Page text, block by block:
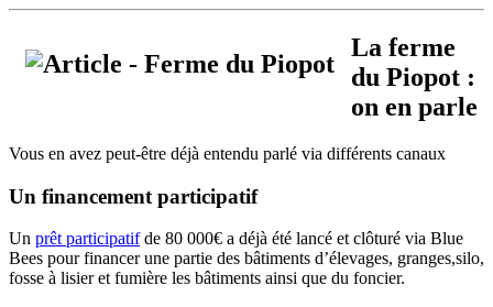
La ferme
du Piopot :
on en parle
Vous en avez peut-être déjà entendu parlé via différents canaux
Un financement participatif
Un prêt participatifde 80 000€ a déjà été lancé et clôturé via Blue
Bees pour financer une partie des bâtiments d’élevages, granges,silo,
fosse à lisier et fumière les bâtiments ainsi que du foncier.